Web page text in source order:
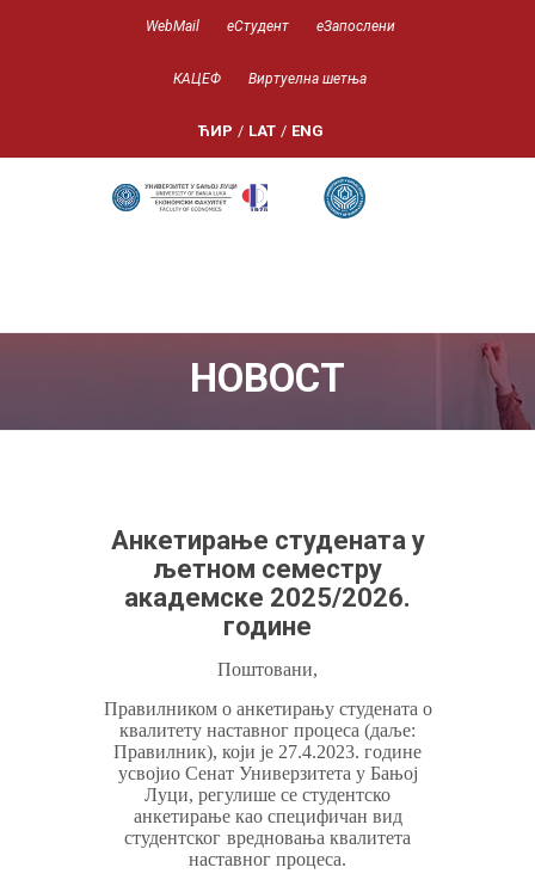
WebMail еСтудент еЗапослени
КАЦЕФ Виртуелна шетња
ЋИР / LAT / ENG
НОВОСТ
Анкетирање студената у
љетном семестру
академске 2025/2026.
године
Поштовани,
Правилником о анкетирању студената о
квалитету наставног процеса (даље:
Правилник), који је 27.4.2023. године
усвојио Сенат Универзитета у Бањој
Луци, регулише се студентско
анкетирање као специфичан вид
студентског вредновања квалитета
наставног процеса.